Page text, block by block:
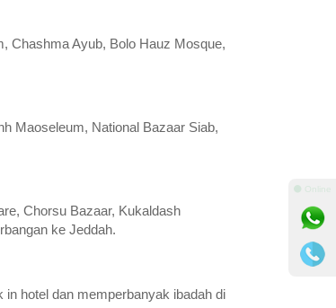
Chashma Ayub, Bolo Hauz Mosque,
Maoseleum, National Bazaar Siab,
Chorsu Bazaar, Kukaldash
ke Jeddah.
hotel dan memperbanyak ibadah di
⚫ Online